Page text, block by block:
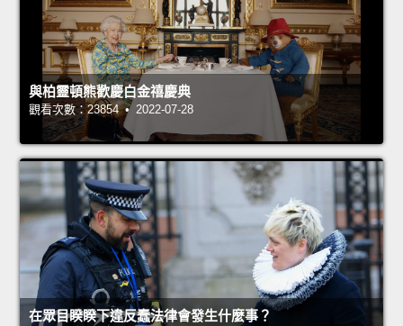
與柏靈頓熊歡慶白金禧慶典
觀看次數：23854 • 2022-07-28
在眾目睽睽下違反蠢法律會發生什麼事？